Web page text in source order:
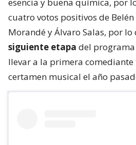
cuatro votos positivos de Belén
Morandé y Álvaro Salas, por lo
siguiente etapa del
llevar a la primera
certamen musical el año